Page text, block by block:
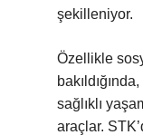
şekilleniyor.
Özellikle
sağlıklı
araçlar.